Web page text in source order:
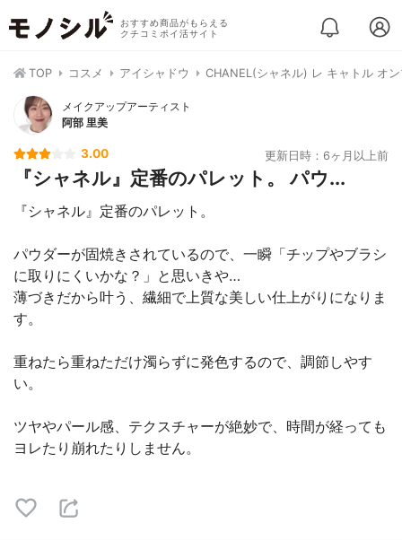
おすすめ商品がもらえる
クチコミポイ活サイト
TOP コスメ アイシャドウ CHANEL(シャネル) レ キャトル オ
メイクアップアーティスト
阿部 里美
3.00 更新日時：6ヶ月以上前
『シャネル』定番のパレット。 パウ...
『シャネル』定番のパレット。
パウダーが固焼きされているので、一瞬「チップやブラシ
に取りにくいかな？」と思いきや…
薄づきだから叶う、繊細で上質な美しい仕上がりになりま
す。
重ねたら重ねただけ濁らずに発色するので、調節しやす
い。
ツヤやパール感、テクスチャーが絶妙で、時間が経っても
ヨレたり崩れたりしません。